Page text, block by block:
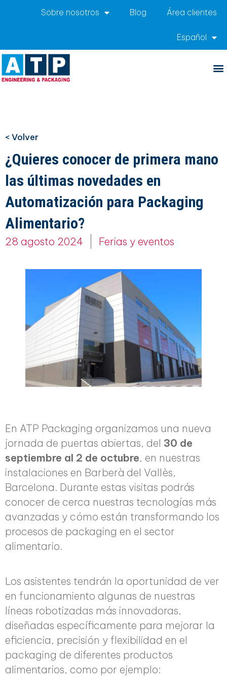
Sobre nosotros Blog Área clientes
Español
< Volver
¿Quieres conocer de primera mano
las últimas novedades en
Automatización para Packaging
Alimentario?
28 agosto 2024 Ferias y eventos
En ATP Packaging organizamos una nueva
jornada de puertas abiertas, del 30 de
septiembre al 2 de octubre, en nuestras
instalaciones en Barberà del Vallès,
Barcelona. Durante estas visitas podrás
conocer de cerca nuestras tecnologías más
avanzadas y cómo están transformando los
procesos de packaging en el sector
alimentario.
Los asistentes tendrán la oportunidad de ver
en funcionamiento algunas de nuestras
líneas robotizadas más innovadoras,
diseñadas específicamente para mejorar la
eficiencia, precisión y flexibilidad en el
packaging de diferentes productos
alimentarios, como por ejemplo: